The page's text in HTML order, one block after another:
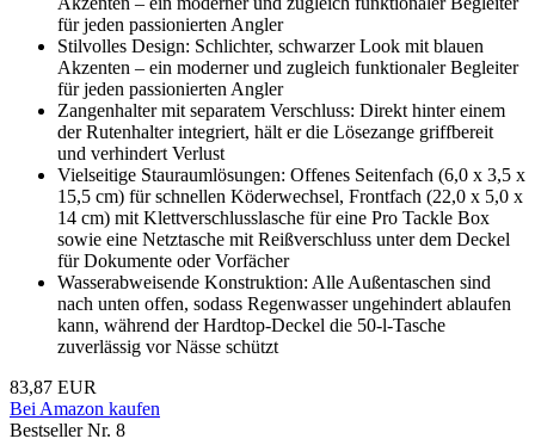
für jeden passionierten Angler
Stilvolles Design: Schlichter, schwarzer Look mit blauen
Akzenten – ein moderner und zugleich funktionaler Begleiter
für jeden passionierten Angler
Zangenhalter mit separatem Verschluss: Direkt hinter einem
der Rutenhalter integriert, hält er die Lösezange griffbereit
und verhindert Verlust
Vielseitige Stauraumlösungen: Offenes Seitenfach (6,0 x 3,5 x
15,5 cm) für schnellen Köderwechsel, Frontfach (22,0 x 5,0 x
14 cm) mit Klettverschlusslasche für eine Pro Tackle Box
sowie eine Netztasche mit Reißverschluss unter dem Deckel
für Dokumente oder Vorfächer
Wasserabweisende Konstruktion: Alle Außentaschen sind
nach unten offen, sodass Regenwasser ungehindert ablaufen
kann, während der Hardtop-Deckel die 50-l-Tasche
zuverlässig vor Nässe schützt
83,87 EUR
Bei Amazon kaufen
Bestseller Nr. 8